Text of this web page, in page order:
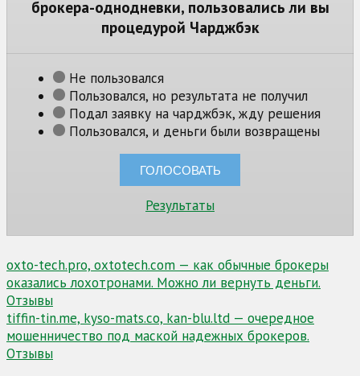
брокера-однодневки, пользовались ли вы
процедурой Чарджбэк
Не пользовался
Пользовался, но результата не получил
Подал заявку на чарджбэк, жду решения
Пользовался, и деньги были возвращены
Результаты
Навигация
по
записям
oxto-tech.pro, oxtotech.com — как обычные брокеры
оказались лохотронами. Можно ли вернуть деньги.
Отзывы
tiffin-tin.me, kyso-mats.co, kan-blu.ltd — очередное
мошенничество под маской надежных брокеров.
Отзывы